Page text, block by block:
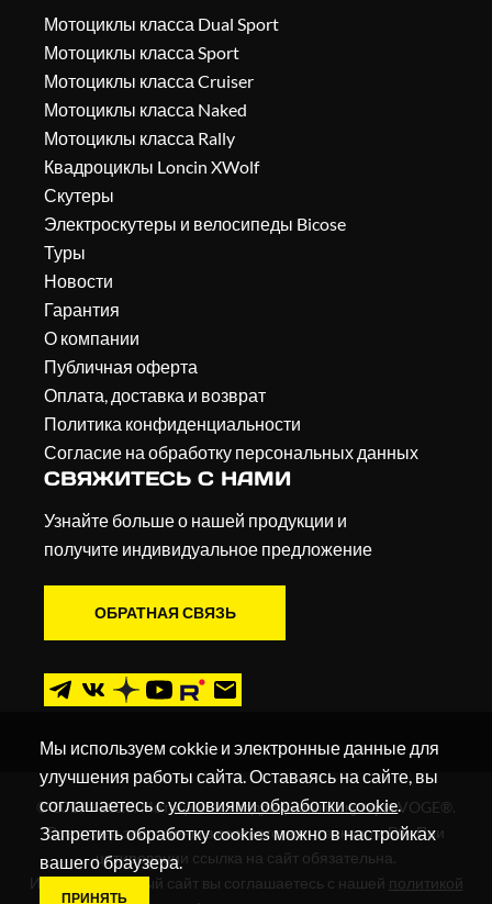
Мотоциклы класса Dual Sport
Мотоциклы класса Sport
Мотоциклы класса Cruiser
Мотоциклы класса Naked
Мотоциклы класса Rally
Квадроциклы Loncin XWolf
Скутеры
Электроскутеры и велосипеды Bicose
Туры
Новости
Гарантия
О компании
Публичная оферта
Оплата, доставка и возврат
Политика конфиденциальности
Согласие на обработку персональных данных
СВЯЖИТЕСЬ С НАМИ
Узнайте больше о нашей продукции и
получите индивидуальное предложение
ОБРАТНАЯ СВЯЗЬ
© 2019 - 2026. Мотоциклы, квадроциклы и скутеры VOGE®.
Все права защищены в соответствии с законом РФ. При
цитировании ссылка на сайт обязательна.
Используя данный сайт вы соглашаетесь с нашей политикой
Мы используем cokkie и электронные данные для
улучшения работы сайта. Оставаясь на сайте, вы
соглашаетесь сусловиями обработки cookie.
Запретить обработку cookies можно в настройках
вашего браузера.
ПРИНЯТЬ